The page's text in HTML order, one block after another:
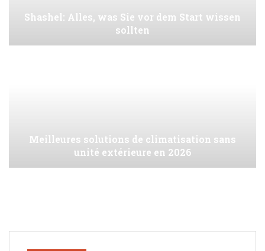
Shashel: Alles, was Sie vor dem Start wissen
sollten
Meilleures solutions de climatisation sans
unité extérieure en 2026